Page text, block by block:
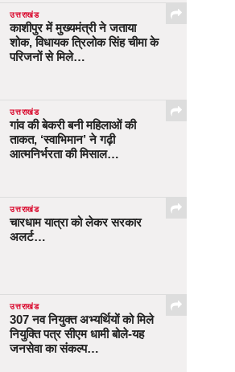
उत्तराखंड
काशीपुर में मुख्यमंत्री ने जताया
शोक, विधायक त्रिलोक सिंह चीमा के
परिजनों से मिले…
उत्तराखंड
गांव की बेकरी बनी महिलाओं की
ताकत, ‘स्वाभिमान’ ने गढ़ी
आत्मनिर्भरता की मिसाल…
उत्तराखंड
चारधाम यात्रा को लेकर सरकार
अलर्ट…
उत्तराखंड
307 नव नियुक्त अभ्यर्थियों को मिले
नियुक्ति पत्र सीएम धामी बोले-यह
जनसेवा का संकल्प…